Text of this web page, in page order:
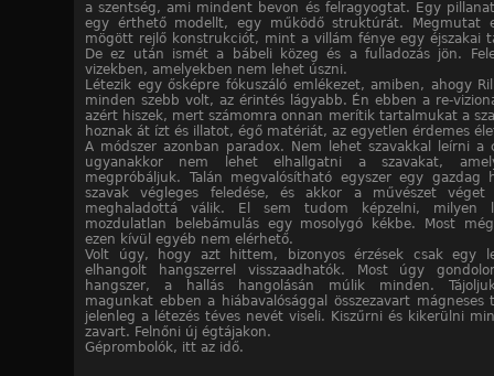
a szentség, ami mindent bevon és felragyogtat. Egy
egy érthető modellt, egy működő struktúrát. Megmutat
mögött rejlő konstrukciót, mint a villám fénye egy éjszakai
De ez után ismét a bábeli közeg és a fulladozás jön.
vizekben, amelyekben nem lehet úszni.
Létezik egy ősképre fókuszáló emlékezet, amiben, ahogy
minden szebb volt, az érintés lágyabb. Én ebben a re-
azért hiszek, mert számomra onnan merítik tartalmukat a
hoznak át ízt és illatot, égő matériát, az egyetlen érdemes
A módszer azonban paradox. Nem lehet szavakkal leírni a
ugyanakkor nem lehet elhallgatni a szavakat,
megpróbáljuk. Talán megvalósítható egyszer egy gazdag
szavak végleges feledése, és akkor a művészet
meghaladottá válik. El sem tudom képzelni, milyen
mozdulatlan belebámulás egy mosolygó kékbe. Most
ezen kívül egyéb nem elérhető.
Volt úgy, hogy azt hittem, bizonyos érzések csak egy
elhangolt hangszerrel visszaadhatók. Most úgy
hangszer, a hallás hangolásán múlik minden.
magunkat ebben a hiábavalósággal összezavart mágneses
jelenleg a létezés téves nevét viseli. Kiszűrni és kikerülni
zavart. Felnőni új égtájakon.
Géprombolók, itt az idő.